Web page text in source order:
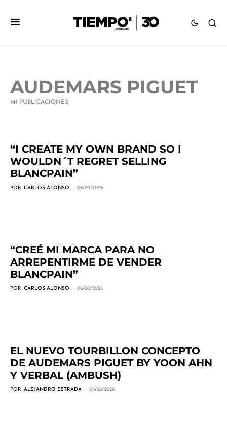
AUDEMARS PIGUET
141 PUBLICACIONES
“I CREATE MY OWN BRAND SO I
WOULDN´T REGRET SELLING
BLANCPAIN”
POR CARLOS ALONSO 06/03/2026
“CREÉ MI MARCA PARA NO
ARREPENTIRME DE VENDER
BLANCPAIN”
POR CARLOS ALONSO 06/03/2026
EL NUEVO TOURBILLON CONCEPTO
DE AUDEMARS PIGUET BY YOON AHN
Y VERBAL (AMBUSH)
POR ALEJANDRO ESTRADA 05/28/2026